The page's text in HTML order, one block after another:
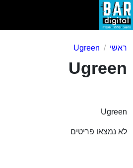
ראשי Ugreen
Ugreen
Ugreen
לא נמצאו פריטים